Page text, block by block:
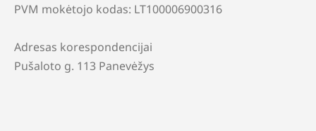
PVM mokėtojo kodas: LT100006900316
Adresas korespondencijai
Pušaloto g. 113 Panevėžys